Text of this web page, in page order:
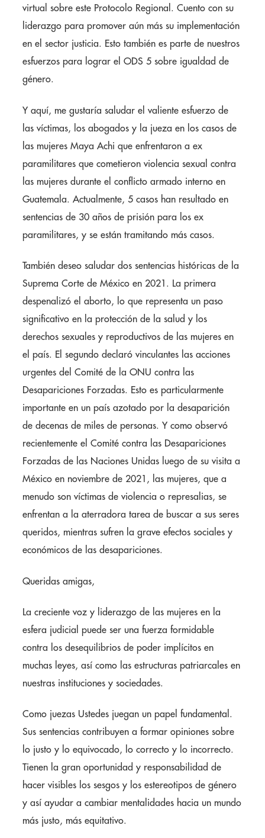
virtual sobre este Protocolo Regional. Cuento con su
liderazgo para promover aún más su implementación
en el sector justicia. Esto también es parte de nuestros
esfuerzos para lograr el ODS 5 sobre igualdad de
género.
Y aquí, me gustaría saludar el valiente esfuerzo de
las víctimas, los abogados y la jueza en los casos de
las mujeres Maya Achi que enfrentaron a ex
paramilitares que cometieron violencia sexual contra
las mujeres durante el conflicto armado interno en
Guatemala. Actualmente, 5 casos han resultado en
sentencias de 30 años de prisión para los ex
paramilitares, y se están tramitando más casos.
También deseo saludar dos sentencias históricas de la
Suprema Corte de México en 2021. La primera
despenalizó el aborto, lo que representa un paso
significativo en la protección de la salud y los
derechos sexuales y reproductivos de las mujeres en
el país. El segundo declaró vinculantes las acciones
urgentes del Comité de la ONU contra las
Desapariciones Forzadas. Esto es particularmente
importante en un país azotado por la desaparición
de decenas de miles de personas. Y como observó
recientemente el Comité contra las Desapariciones
Forzadas de las Naciones Unidas luego de su visita a
México en noviembre de 2021, las mujeres, que a
menudo son víctimas de violencia o represalias, se
enfrentan a la aterradora tarea de buscar a sus seres
queridos, mientras sufren la grave efectos sociales y
económicos de las desapariciones.
Queridas amigas,
La creciente voz y liderazgo de las mujeres en la
esfera judicial puede ser una fuerza formidable
contra los desequilibrios de poder implícitos en
muchas leyes, así como las estructuras patriarcales en
nuestras instituciones y sociedades.
Como juezas Ustedes juegan un papel fundamental.
Sus sentencias contribuyen a formar opiniones sobre
lo justo y lo equivocado, lo correcto y lo incorrecto.
Tienen la gran oportunidad y responsabilidad de
hacer visibles los sesgos y los estereotipos de género
y así ayudar a cambiar mentalidades hacia un mundo
más justo, más equitativo.